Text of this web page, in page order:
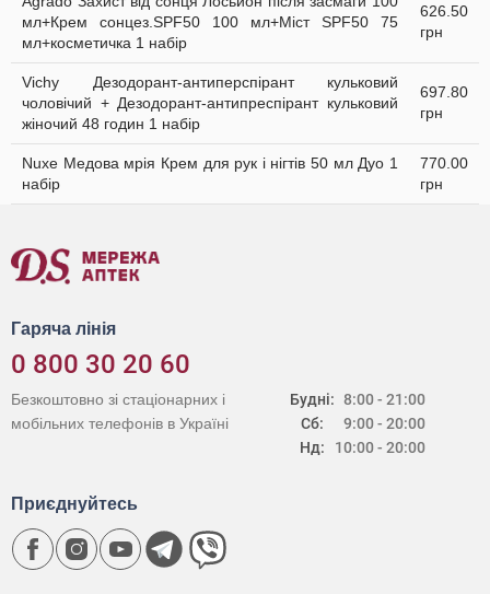
мл+Крем сонцез.SPF50 100 мл+Міст SPF50 75
мл+косметичка 1 набір
626.50
грн
Vichy Дезодорант-антиперспірант кульковий
чоловічий + Дезодорант-антипреспірант кульковий
жіночий 48 годин 1 набір
697.80
грн
Nuxe Медова мрія Крем для рук і нігтів 50 мл Дуо 1
набір
770.00
грн
Гаряча лінія
0 800 30 20 60
Будні:
Сб:
Нд:
8:00 - 21:00
9:00 - 20:00
10:00 - 20:00
Безкоштовно зі стаціонарних і
мобільних телефонів в Україні
Приєднуйтесь